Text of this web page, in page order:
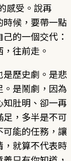
感受。說再
候，要帶一點
的一個交代：
往前走。
歷史劇。是悲
是鬧劇，因為
肚明、卻一再
，多半是不可
能的任務，讓
就算不代表時